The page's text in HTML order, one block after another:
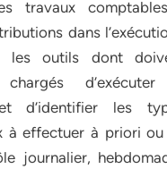
travaux
dans
les outils dont
chargés
d’identifier les
à effectuer à priori
journalier,